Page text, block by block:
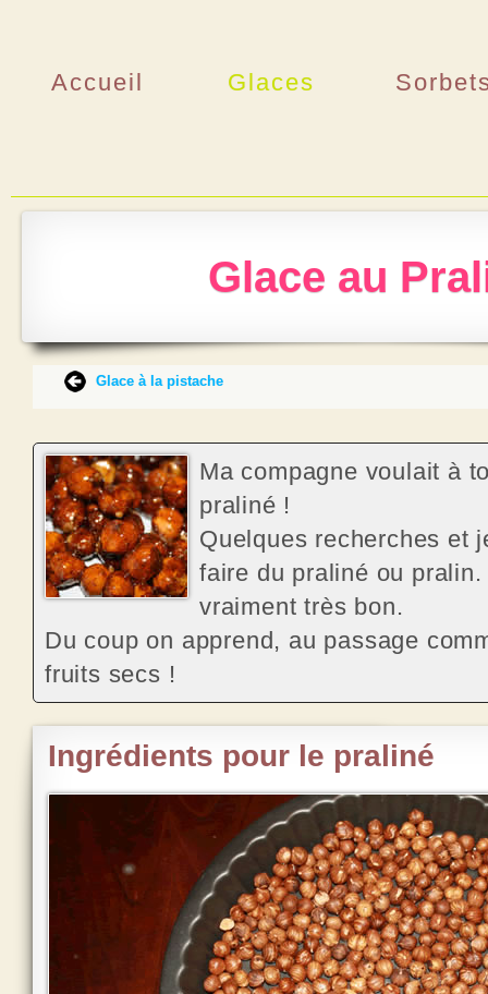
Accueil Glaces
Glace au
Glace à la pistache
Ma compagne voulait à
praliné !
Quelques recherches et
faire du praliné ou pralin
vraiment très bon.
Du coup on apprend, au passage
fruits secs !
Ingrédients pour le praliné